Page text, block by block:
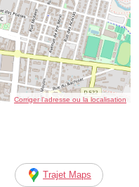
Corriger l’adresse ou la localisation
Trajet Maps